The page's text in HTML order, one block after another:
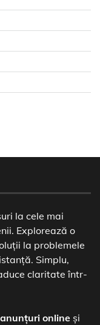
la cele mai
Explorează o
la problemele
Simplu,
claritate într-
online și